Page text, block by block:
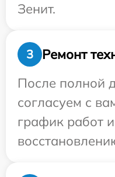
Зенит.
3
Ремонт
После полной
согласуем с
график работ